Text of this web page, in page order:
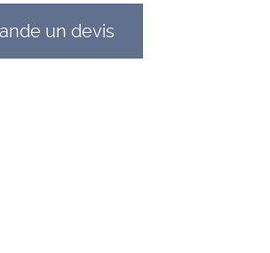
un devis